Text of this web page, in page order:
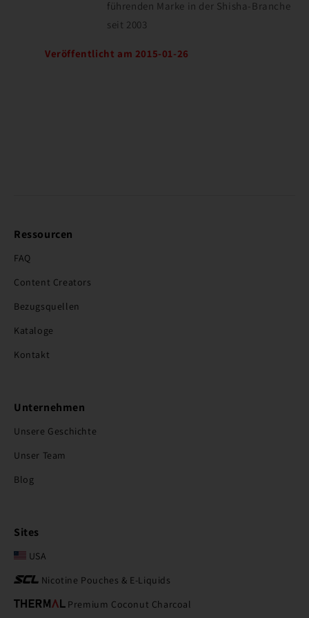
führenden Marke in der Shisha-Branche
seit 2003
Veröffentlicht am 2015-01-26
Ressourcen
FAQ
Content Creators
Bezugsquellen
Kataloge
Kontakt
Unternehmen
Unsere Geschichte
Unser Team
Blog
Sites
USA
Nicotine Pouches & E-Liquids
Premium Coconut Charcoal